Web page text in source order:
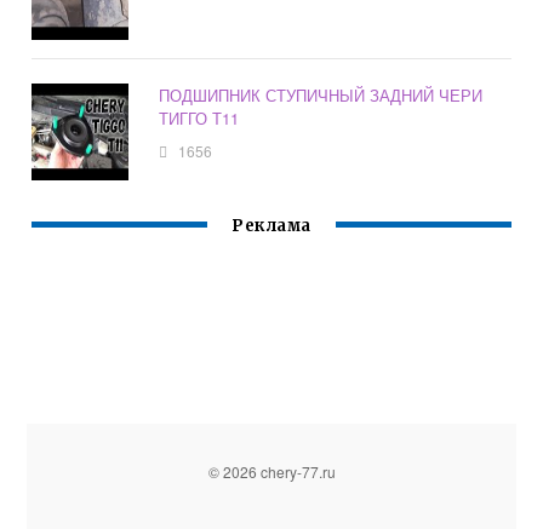
ПОДШИПНИК СТУПИЧНЫЙ ЗАДНИЙ ЧЕРИ
ТИГГО Т11
1656
Реклама
© 2026 chery-77.ru